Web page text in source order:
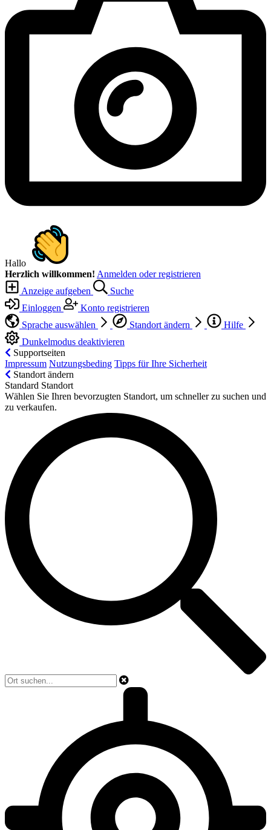
Hallo
Herzlich willkommen! Anmelden oder registrieren
Anzeige aufgeben
Suche
Einloggen
Konto registrieren
Sprache auswählen
Standort ändern
Hilfe
Dunkelmodus deaktivieren
Supportseiten
Impressum Nutzungsbeding Tipps für Ihre Sicherheit
Standort ändern
Standard Standort
Wählen Sie Ihren bevorzugten Standort, um schneller zu suchen und
zu verkaufen.